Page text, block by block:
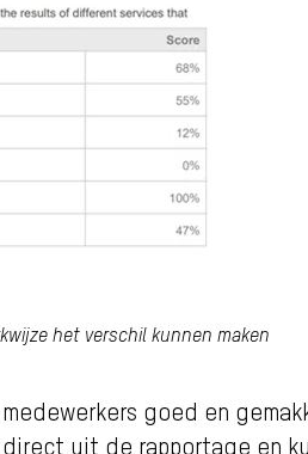
het verschil kunnen maken
goed en
uit de rapportage en